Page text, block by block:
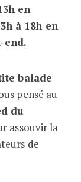
en
à 18h en
end.
balade
pensé au
du
assouvir la
de